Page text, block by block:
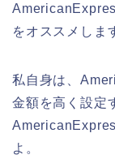
をオススメしま
私自身は、
金額を高く設定
よ。